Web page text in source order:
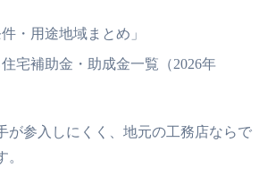
・用途地域まとめ」
住宅補助金・助成金一覧（2026年
が参入しにくく、地元の工務店ならで